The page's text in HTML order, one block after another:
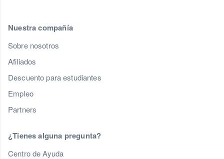
Nuestra compañía
Sobre nosotros
Afiliados
Descuento para estudiantes
Empleo
Partners
¿Tienes alguna pregunta?
Centro de Ayuda